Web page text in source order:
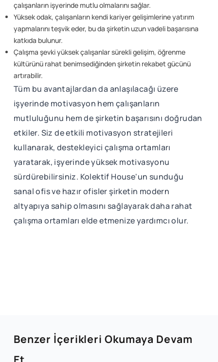
çalışanların işyerinde mutlu olmalarını sağlar.
Yüksek odak, çalışanların kendi kariyer gelişimlerine yatırım
yapmalarını teşvik eder, bu da şirketin uzun vadeli başarısına
katkıda bulunur.
Çalışma şevki yüksek çalışanlar sürekli gelişim, öğrenme
kültürünü rahat benimsediğinden şirketin rekabet gücünü
artırabilir.
Tüm bu avantajlardan da anlaşılacağı üzere
işyerinde motivasyon hem çalışanların
mutluluğunu hem de şirketin başarısını doğrudan
etkiler. Siz de etkili motivasyon stratejileri
kullanarak, destekleyici çalışma ortamları
yaratarak, işyerinde yüksek motivasyonu
sürdürebilirsiniz. Kolektif House'un sunduğu
sanal ofis ve hazır ofisler şirketin modern
altyapıya sahip olmasını sağlayarak daha rahat
çalışma ortamları elde etmenize yardımcı olur.
Benzer İçerikleri Okumaya Devam